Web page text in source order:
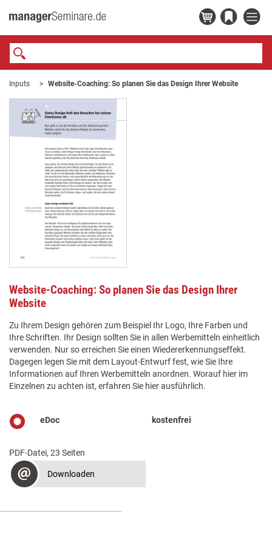
Inputs Website-Coaching: So planen Sie das Design Ihrer Website
Website-Coaching: So planen Sie das Design Ihrer
Website
Zu Ihrem Design gehören zum Beispiel Ihr Logo, Ihre Farben und
Ihre Schriften. Ihr Design sollten Sie in allen Werbemitteln einheitlich
verwenden. Nur so erreichen Sie einen Wiedererkennungseffekt.
Dagegen legen Sie mit dem Layout-Entwurf fest, wie Sie Ihre
Informationen auf Ihren Werbemitteln anordnen. Worauf hier im
Einzelnen zu achten ist, erfahren Sie hier ausführlich.
eDoc kostenfrei
PDF-Datei, 23 Seiten
Downloaden